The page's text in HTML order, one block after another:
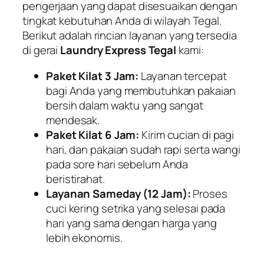
pengerjaan yang dapat disesuaikan dengan
tingkat kebutuhan Anda di wilayah Tegal.
Berikut adalah rincian layanan yang tersedia
di gerai Laundry Express Tegal kami:
Paket Kilat 3 Jam: Layanan tercepat
bagi Anda yang membutuhkan pakaian
bersih dalam waktu yang sangat
mendesak.
Paket Kilat 6 Jam: Kirim cucian di pagi
hari, dan pakaian sudah rapi serta wangi
pada sore hari sebelum Anda
beristirahat.
Layanan Sameday (12 Jam):Proses
cuci kering setrika yang selesai pada
hari yang sama dengan harga yang
lebih ekonomis.